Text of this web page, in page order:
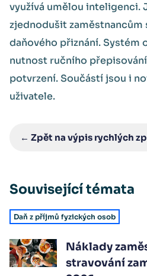
využívá umělou inteligenci.
zjednodušit zaměstnancům
daňového přiznání. Systém
nutnost ručního
potvrzení. Součástí jsou i
uživatele.
← Zpět na výpis rychlých
Související témata
Daň z příjmů fyzických osob
Náklady
stravování